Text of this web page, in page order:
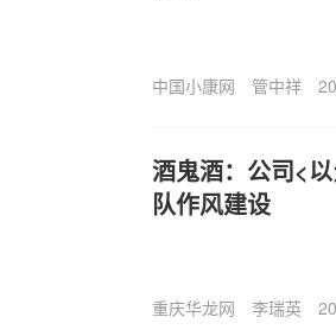
中国小康网 管中祥
酒鬼酒：公司<
队作风建设
重庆华龙网 李瑞英